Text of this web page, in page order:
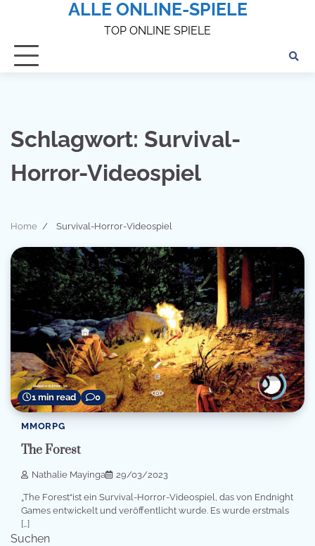
ALLE ONLINE-SPIELE
TOP ONLINE SPIELE
Schlagwort: Survival-
Horror-Videospiel
Home Survival-Horror-Videospiel
1 min read 0
MMORPG
The Forest
Nathalie Mayinga 29/03/2023
„The Forest“ist ein Survival-Horror-Videospiel, das von Endnight
Games entwickelt und veröffentlicht wurde. Es wurde erstmals
[…]
Suchen